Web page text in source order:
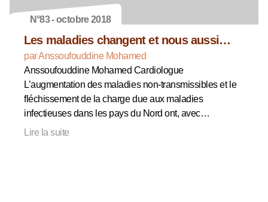
N°83 - octobre 2018
Les maladies changent et nous aussi…
par Anssoufouddine Mohamed
Anssoufouddine Mohamed Cardiologue
L’augmentation des maladies non-transmissibles et le
fléchissement de la charge due aux maladies
infectieuses dans les pays du Nord ont, avec…
Lire la suite